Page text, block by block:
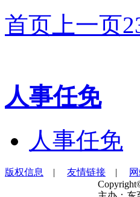
首页 上一页2
人事任免
人事任免
版权信息 | 友情链接 |